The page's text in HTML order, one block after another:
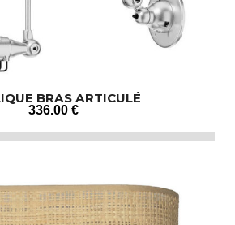
BRAS ARTICULÉ
336.00 €